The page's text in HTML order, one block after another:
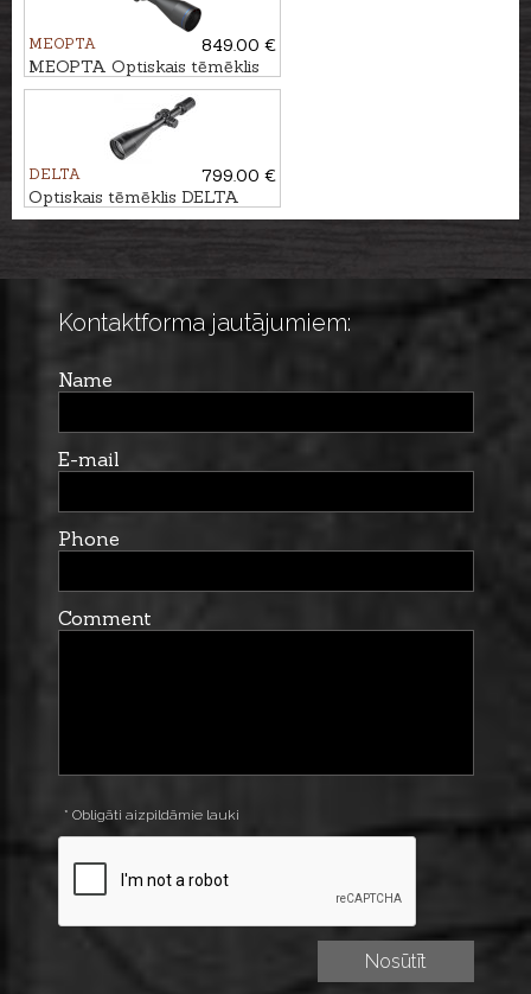
MEOPTA
849.00 €
MEOPTA Optiskais tēmēklis
MeoPro R6 3-18x56 SFP RD
DELTA
799.00 €
Optiskais tēmēklis DELTA
Titanium HD 2.5-15x56 SF -
Kontaktforma jautājumiem:
Name
E-mail
Phone
Comment
* Obligāti aizpildāmie lauki